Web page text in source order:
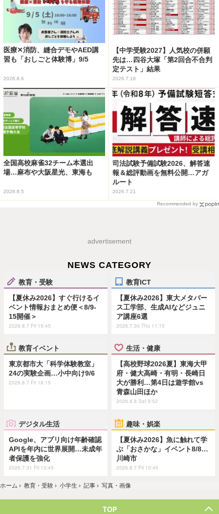
医療✕消防、縫合デモやAED講
習も「おしごと体験博」9/5
2026.8.6
【中学受験2027】人気校の併願
先は…四谷大塚「第2回合不合判
定テスト」結果
2026.7.16
全国高校麻雀32チーム本選出
場…麻布や大阪星光、東海も
2026.8.5
司法試験予備試験2026、解答速
報＆総評動画を無料公開…アガ
ルート
2026.7.21
Recommended by
advertisement
NEWS CATEGORY
教育・受験
【夏休み2026】すぐ行けるイ
ベント情報おまとめ便＜8/9-
15開催＞
2026.8.7 Fri 19:45
教育ICT
【夏休み2026】東大メタバー
ス工学部、生成AIなどジュニ
ア講座6選
2026.7.30 Thu 11:15
教育イベント
東京都市大「科学体験教室」
24の実験企画…小中向け9/6
2026.8.7 Fri 18:15
生活・健康
【高校野球2026夏】東海大甲
府・健大高崎・有明・長崎日
大が勝利…第4日は遊学館vs
青森山田ほか
2026.8.8 Sat 9:52
デジタル生活
Google、アプリ向け年齢確認
APIを年内に世界展開…未成年
者保護を強化
2026.7.31 Fri 13:45
趣味・娯楽
【夏休み2026】魚に触れて学
ぶ「おさかな」イベント8/8…
川崎市
2026.8.7 Fri 10:45
ホーム › 教育・受験 › 小学生 › 記事 › 写真・画像
TOP